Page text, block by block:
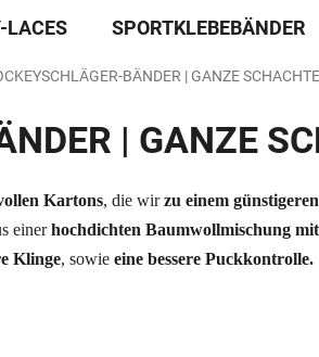
LACES SPORTKLEBEBÄNDER
BÄNDER | GANZE
| GANZE
Kartons, die wirzu einem
einerhochdichten Baumwollmischung
Klinge, sowie eine bessere Puckkontrolle.